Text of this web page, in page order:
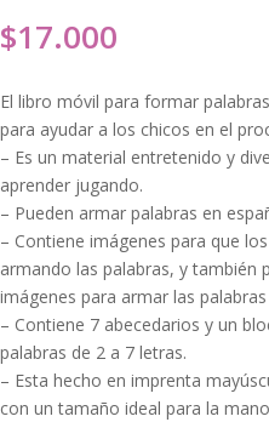
$17.000
El libro móvil para formar
para ayudar a los chicos en el
– Es un material entretenido y
aprender jugando.
– Pueden armar palabras en
– Contiene imágenes para que
armando las palabras, y también
imágenes para armar las
– Contiene 7 abecedarios y un
palabras de 2 a 7 letras.
– Esta hecho en imprenta
con un tamaño ideal para la